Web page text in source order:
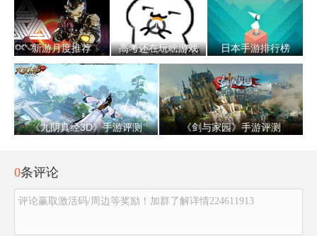
新游月度推荐 高考还在玩啥游戏 日本手游排行榜
《九阴真经3D》手游评测 《剑与家园》手游评测
0条评论
评论赢取激活码/周边等奖励！加群了解详情224611913